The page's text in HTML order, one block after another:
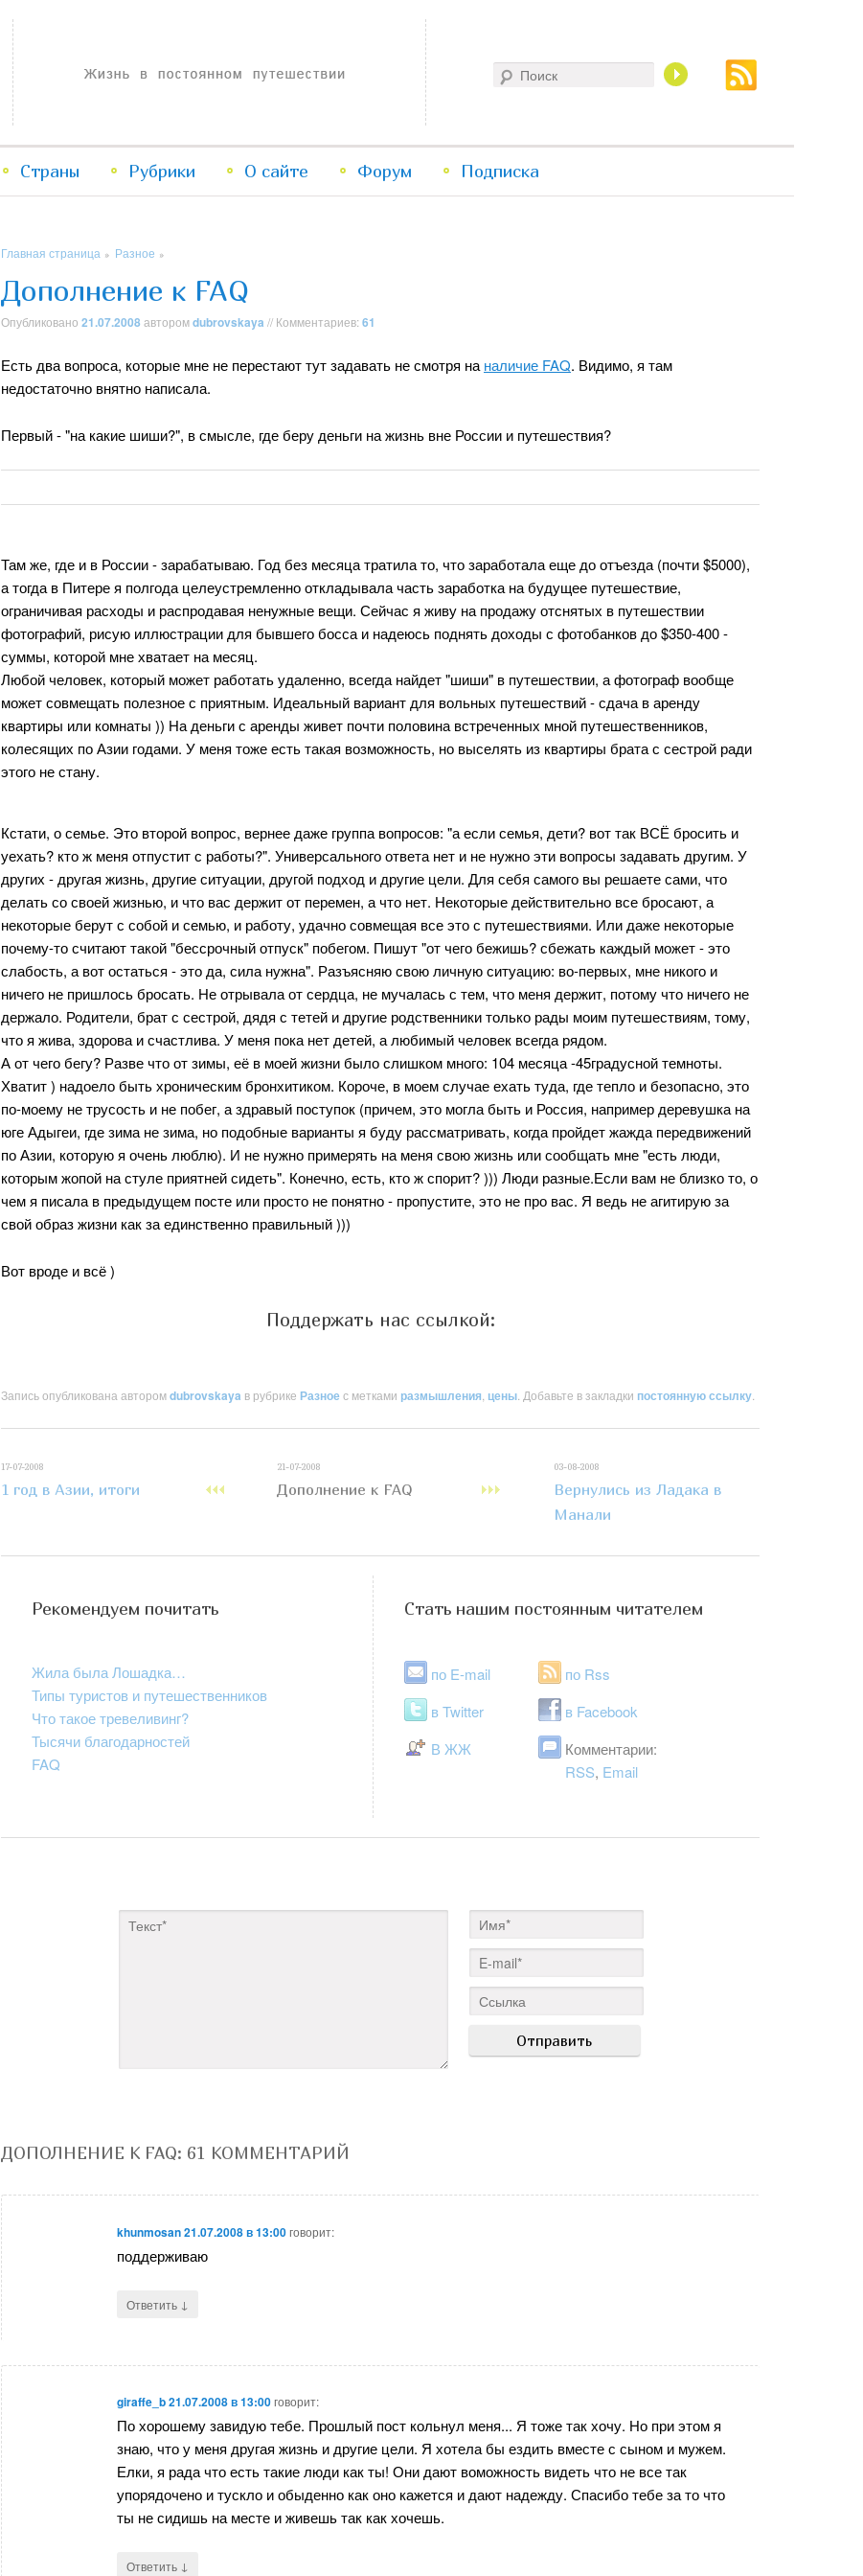
Жизнь в постоянном путешествии
Перейти
содержимому
Перейти
содержимому
Страны Рубрики О сайте Форум Подписка
Главная страница » Разное »
Дополнение к FAQ
Опубликовано 21.07.2008авторомdubrovskaya // Комментариев: 61
Есть два вопроса, которые мне не перестают тут задавать не смотря наналичие FAQ. Видимо, я там
недостаточно внятно написала.
Первый - "на какие шиши?", в смысле, где беру деньги на жизнь вне России и путешествия?
Там же, где и в России - зарабатываю. Год без месяца тратила то, что заработала еще до отъезда (почти $5000),
а тогда в Питере я полгода целеустремленно откладывала часть заработка на будущее путешествие,
ограничивая расходы и распродавая ненужные вещи. Сейчас я живу на продажу отснятых в путешествии
фотографий, рисую иллюстрации для бывшего босса и надеюсь поднять доходы с фотобанков до $350-400 -
суммы, которой мне хватает на месяц.
Любой человек, который может работать удаленно, всегда найдет "шиши" в путешествии, а фотограф вообще
может совмещать полезное с приятным. Идеальный вариант для вольных путешествий - сдача в аренду
квартиры или комнаты )) На деньги с аренды живет почти половина встреченных мной путешественников,
колесящих по Азии годами. У меня тоже есть такая возможность, но выселять из квартиры брата с сестрой ради
этого не стану.
Кстати, о семье. Это второй вопрос, вернее даже группа вопросов: "а если семья, дети? вот так ВСЁ бросить и
уехать? кто ж меня отпустит с работы?". Универсального ответа нет и не нужно эти вопросы задавать другим. У
других - другая жизнь, другие ситуации, другой подход и другие цели. Для себя самого вы решаете сами, что
делать со своей жизнью, и что вас держит от перемен, а что нет. Некоторые действительно все бросают, а
некоторые берут с собой и семью, и работу, удачно совмещая все это с путешествиями. Или даже некоторые
почему-то считают такой "бессрочный отпуск" побегом. Пишут "от чего бежишь? сбежать каждый может - это
слабость, а вот остаться - это да, сила нужна". Разъясняю свою личную ситуацию: во-первых, мне никого и
ничего не пришлось бросать. Не отрывала от сердца, не мучалась с тем, что меня держит, потому что ничего не
держало. Родители, брат с сестрой, дядя с тетей и другие родственники только рады моим путешествиям, тому,
что я жива, здорова и счастлива. У меня пока нет детей, а любимый человек всегда рядом.
А от чего бегу? Разве что от зимы, её в моей жизни было слишком много: 104 месяца -45градусной темноты.
Хватит ) надоело быть хроническим бронхитиком. Короче, в моем случае ехать туда, где тепло и безопасно, это
по-моему не трусость и не побег, а здравый поступок (причем, это могла быть и Россия, например деревушка на
юге Адыгеи, где зима не зима, но подобные варианты я буду рассматривать, когда пройдет жажда передвижений
по Азии, которую я очень люблю). И не нужно примерять на меня свою жизнь или сообщать мне "есть люди,
которым жопой на стуле приятней сидеть". Конечно, есть, кто ж спорит? ))) Люди разные.Если вам не близко то, о
чем я писала в предыдущем посте или просто не понятно - пропустите, это не про вас. Я ведь не агитирую за
свой образ жизни как за единственно правильный )))
Вот вроде и всё )
Поддержать нас ссылкой:
Запись опубликована авторомdubrovskaya в рубрике Разноес метками размышления цены . Добавьте в закладки постоянную ссылку
17-07-2008
1 год в Азии, итоги
21-07-2008
Дополнение к FAQ
03-08-2008
Вернулись из Ладака в
Манали
Рекомендуем почитать
Жила была Лошадка…
Типы туристов и путешественников
Что такое тревеливинг?
Тысячи благодарностей
FAQ
Стать нашим постоянным читателем
по E-mail
по Rss
в Twitter
в Facebook
В ЖЖ
Комментарии:
RSS, Email
ДОПОЛНЕНИЕ К FAQ: 61 КОММЕНТАРИЙ
khunmosan21.07.2008 в 13:00говорит:
поддерживаю
Ответить ↓
giraffe_b21.07.2008 в 13:00говорит:
По хорошему завидую тебе. Прошлый пост кольнул меня... Я тоже так хочу. Но при этом я
знаю, что у меня другая жизнь и другие цели. Я хотела бы ездить вместе с сыном и мужем.
Елки, я рада что есть такие люди как ты! Они дают воможность видеть что не все так
упорядочено и тускло и обыденно как оно кажется и дают надежду. Спасибо тебе за то что
ты не сидишь на месте и живешь так как хочешь.
Ответить ↓